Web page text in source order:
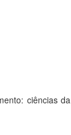
ciências da